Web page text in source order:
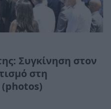
Συγκίνηση στον
στη